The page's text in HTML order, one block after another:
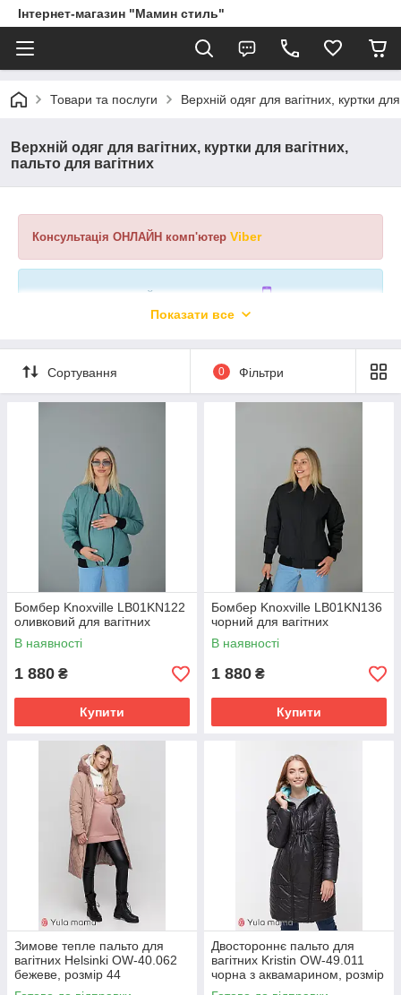
Інтернет-магазин "Мамин стиль"
Товари та послуги Верхній одяг для вагітних, куртки
Верхній одяг для вагітних, куртки для вагітних,
пальто для вагітних
Консультація ОНЛАЙН комп'ютер Viber
Показати все
Сортування 0 Фільтри
Бомбер Knoxville LB01KN122
оливковий для вагітних
В наявності
1 880 ₴
Купити
Бомбер Knoxville LB01KN136
чорний для вагітних
В наявності
1 880 ₴
Купити
Зимове тепле пальто для
вагітних Helsinki OW-40.062
бежеве, розмір 44
Двостороннє пальто для
вагітних Kristin OW-49.011
чорна з аквамарином, розмір
S